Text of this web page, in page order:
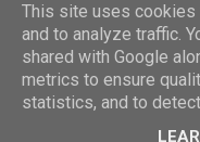
This site uses
and to analyze traffic.
shared with Google
metrics to ensure
statistics, and to